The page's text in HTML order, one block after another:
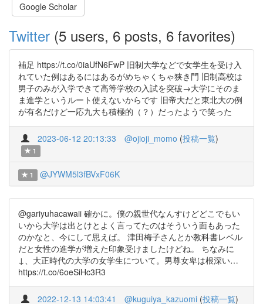
Google Scholar
Twitter (5 users, 6 posts, 6 favorites)
補足 https://t.co/0iaUfN6FwP 旧制大学などで女学生を受け入
れていた例はあるにはあるがめちゃくちゃ狭き門 旧制高校は
男子のみが入学できて高等学校の入試を突破→大学にそのま
ま進学というルート使えないからです 旧帝大だと東北大の例
が有名だけど一応九大も積極的（？）だったようで笑った
2023-06-12 20:13:33 @ojioji_momo (投稿一覧)
1
1 @JYWM5l3fBVxF06K
@gariyuhacawaii 確かに。僕の親世代なんすけどどこでもい
いから大学は出とけとよく言ってたのはそういう面もあった
のかなと、今にして思えば。 津田梅子さんとか教科書レベル
だと女性の進学が増えた印象受けましたけどね。 ちなみに
↓、大正時代の大学の女学生について。男尊女卑は根深い…
https://t.co/6oeSiHc3R3
2022-12-13 14:03:41 @kuguiya_kazuomi (投稿一覧)